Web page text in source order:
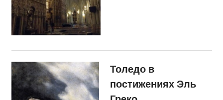
Толедо в
постижениях Эль